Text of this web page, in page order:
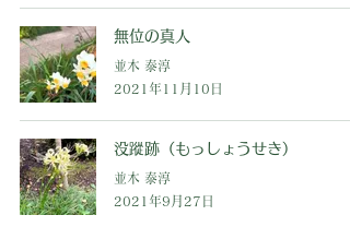
無位の真人
並木 泰淳
2021年11月10日
没蹤跡（もっしょうせき）
並木 泰淳
2021年9月27日